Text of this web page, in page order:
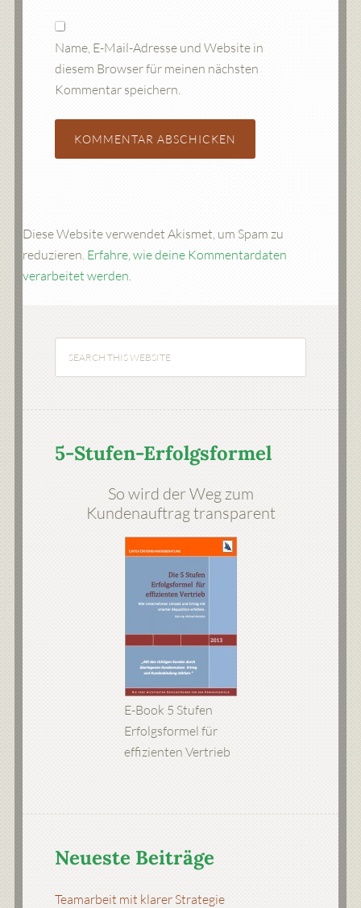
Name, E-Mail-Adresse und Website in
diesem Browser für meinen nächsten
Kommentar speichern.
Diese Website verwendet Akismet, um Spam zu
reduzieren. Erfahre, wie deine Kommentardaten
verarbeitet werden.
5-Stufen-Erfolgsformel
So wird der Weg zum
Kundenauftrag transparent
E-Book 5 Stufen
Erfolgsformel für
effizienten Vertrieb
Neueste Beiträge
Teamarbeit mit klarer Strategie